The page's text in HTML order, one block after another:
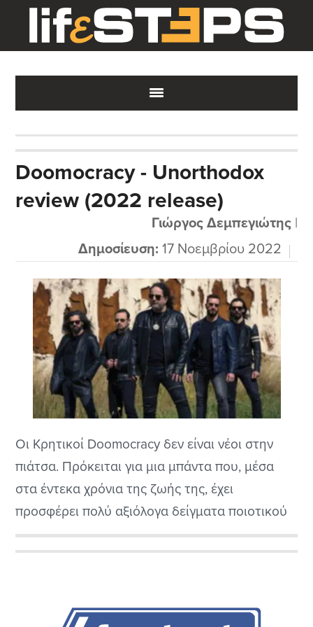
main
content
primary
sidebar
footer
Doomocracy - Unorthodox
review (2022 release)
Γιώργος Δεμπεγιώτης|
Δημοσίευση: 17 Νοεμβρίου 2022
Οι Κρητικοί Doomocracy δεν είναι νέοι στην
πιάτσα. Πρόκειται για μια μπάντα που, μέσα
στα έντεκα χρόνια της ζωής της, έχει
προσφέρει πολύ αξιόλογα δείγματα ποιοτικού
epic/doom metal, στα πρότυπα των
Candlemass, από τους οποίους αναμένουμε
Πλευρική